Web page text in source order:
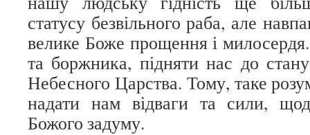
статусу безвільного раба, але
велике Боже прощення і
та боржника, підняти нас до
Небесного Царства. Тому, таке
надати нам відваги та сили,
Божого задуму.